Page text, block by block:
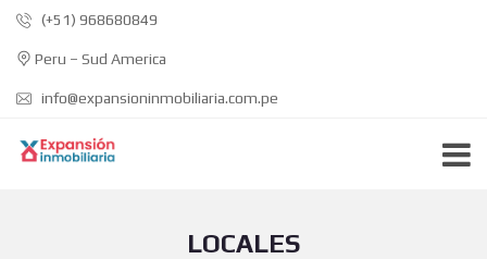
(+51) 968680849
Peru – Sud America
info@expansioninmobiliaria.com.pe
LOCALES